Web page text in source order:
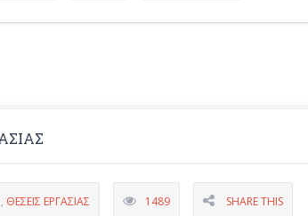
, ΘΈΣΕΙΣ ΕΡΓΑΣΊΑΣ 1489 SHARE THIS